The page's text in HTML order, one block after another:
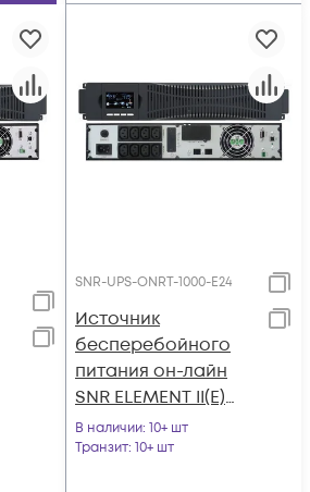
SNR-UPS-ONRT-1000-E24
Источник
бесперебойного
питания он-лайн
SNR ELEMENT II(E)
1000ВА/900Вт, 1ф:1ф
(208-240В), 24В (DC)
В наличии: 10+ шт
Транзит: 10+ шт